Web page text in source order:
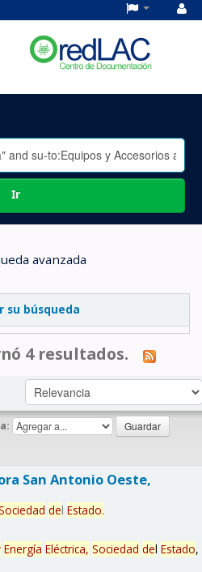
Ir
avanzada
su búsqueda
4 resultados.
San Antonio Oeste,
del Estado.
Energía Eléctrica, Sociedad del Estado,